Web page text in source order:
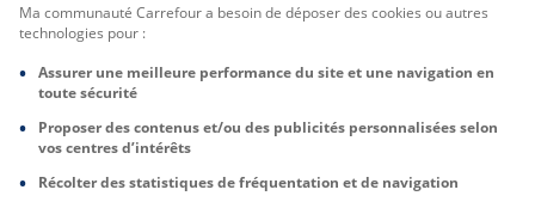
Ma communauté Carrefour a besoin de déposer des cookies ou autres
technologies pour :
Assurer une meilleure performance du site et une navigation en
toute sécurité
Proposer des contenus et/ou des publicités personnalisées selon
vos centres d’intérêts
Récolter des statistiques de fréquentation et de navigation